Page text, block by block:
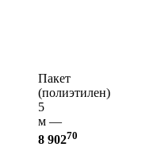
Пакет
(полиэтилен)
5
м —
8 90270